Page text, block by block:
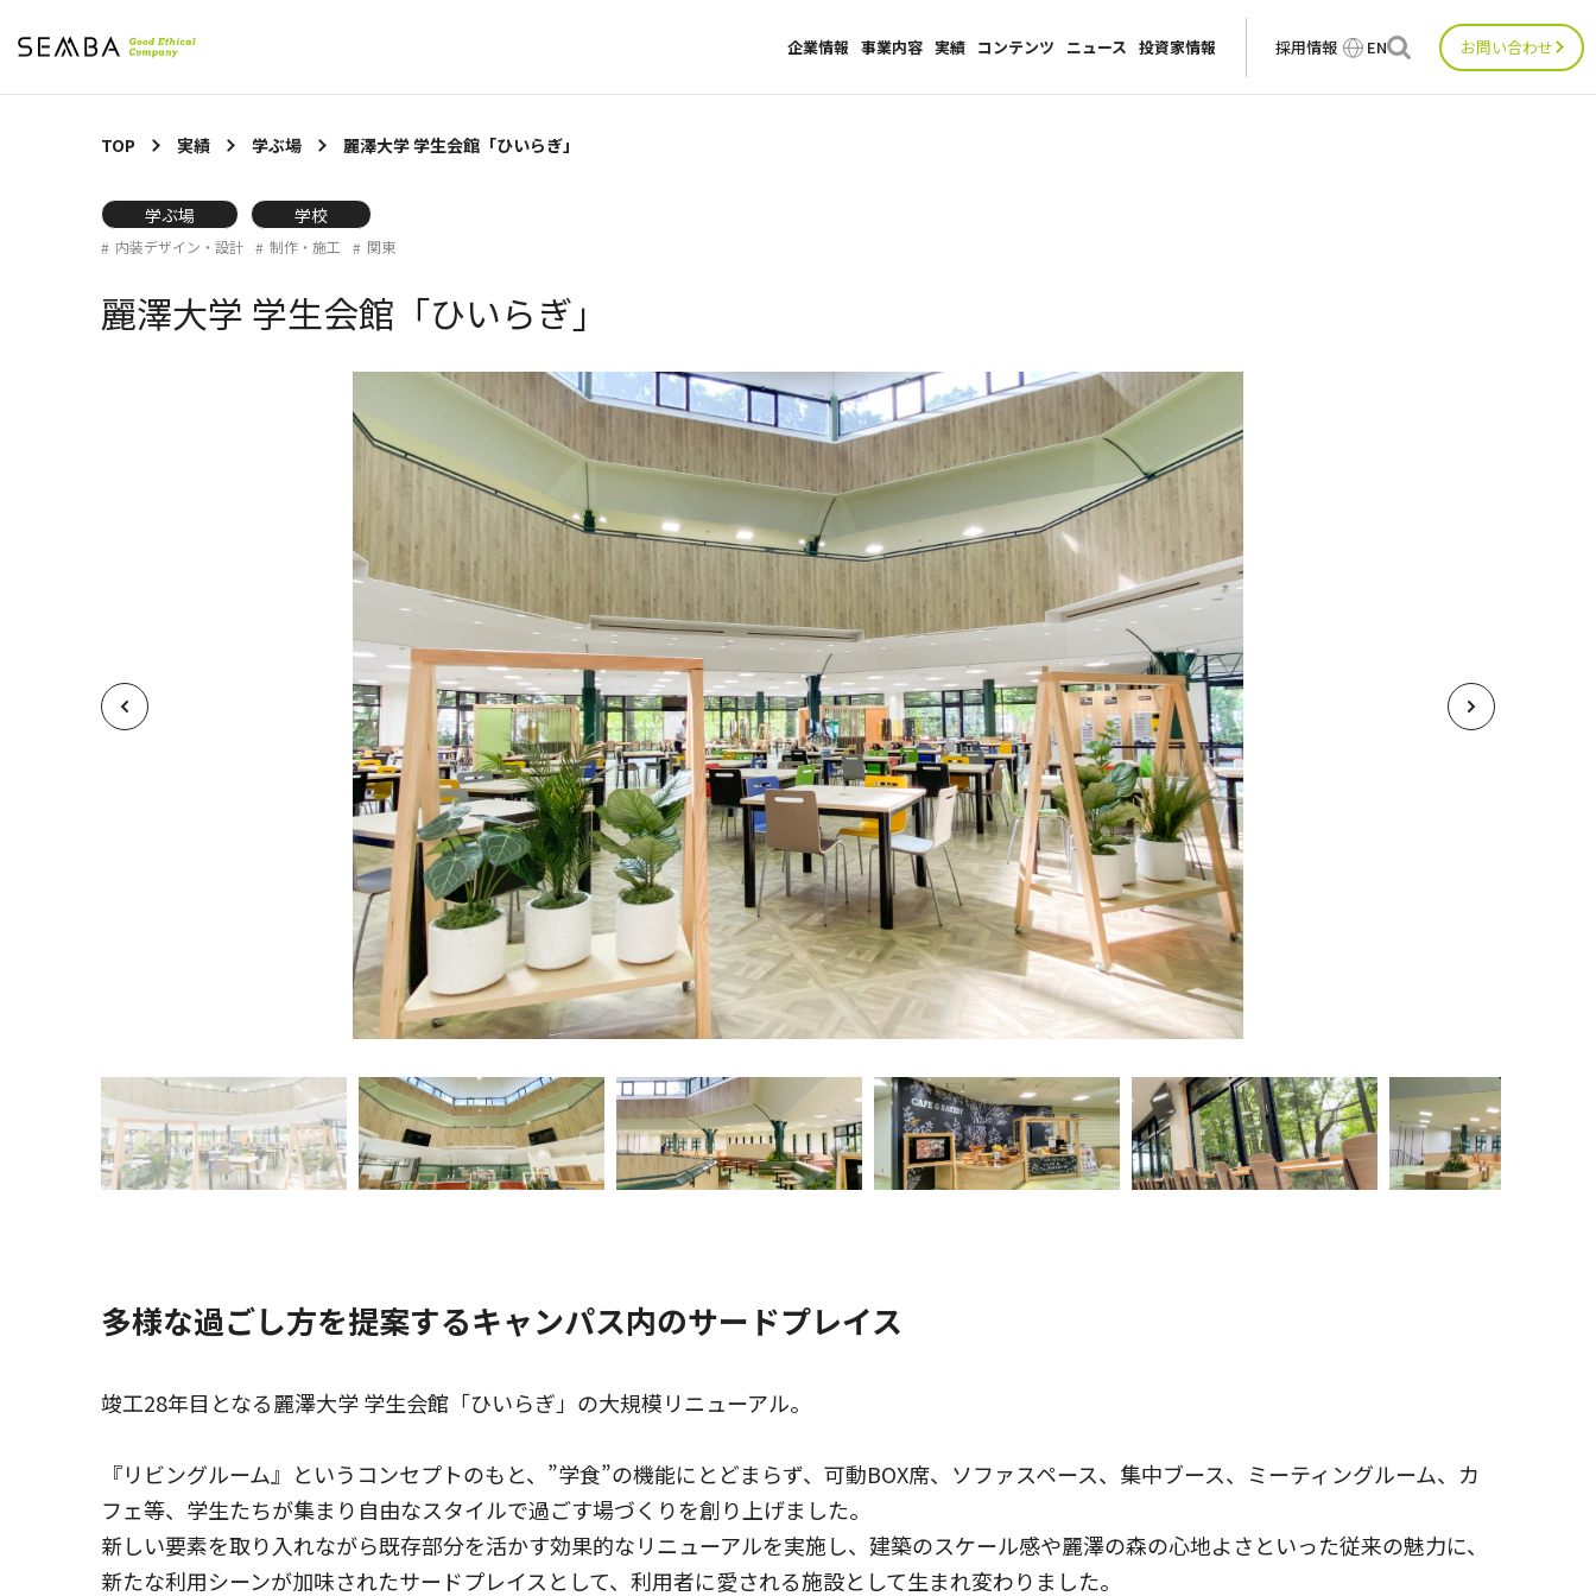
企業情報 事業内容 実績 コンテンツ ニュース 投資家情報 採用情報 EN お問い合わせ
TOP 実績 学ぶ場 麗澤大学 学生会館「ひいらぎ」
学ぶ場 学校
内装デザイン・設計 制作・施工 関東
麗澤大学 学生会館「ひいらぎ」
多様な過ごし方を提案するキャンパス内のサードプレイス
竣工28年目となる麗澤大学 学生会館「ひいらぎ」の大規模リニューアル。
『リビングルーム』というコンセプトのもと、”学食”の機能にとどまらず、可動BOX席、ソファスペース、集中ブース、ミーティングルーム、カ
フェ等、学生たちが集まり自由なスタイルで過ごす場づくりを創り上げました。
新しい要素を取り入れながら既存部分を活かす効果的なリニューアルを実施し、建築のスケール感や麗澤の森の心地よさといった従来の魅力に、
新たな利用シーンが加味されたサードプレイスとして、利用者に愛される施設として生まれ変わりました。